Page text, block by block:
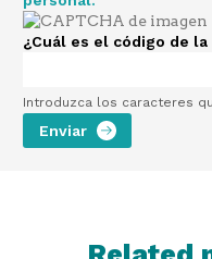
¿Cuál es el código de la
Introduzca los caracteres